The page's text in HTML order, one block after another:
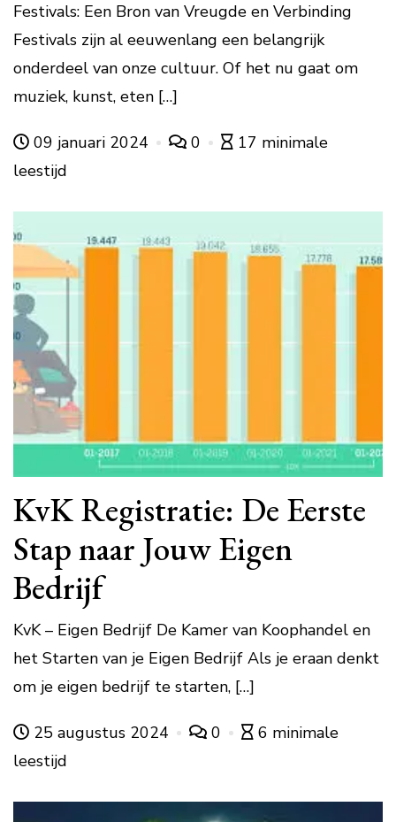
Festivals: Een Bron van Vreugde en Verbinding
Festivals zijn al eeuwenlang een belangrijk
onderdeel van onze cultuur. Of het nu gaat om
muziek, kunst, eten […]
09 januari 2024 0
17 minimale
leestijd
KvK Registratie: De Eerste
Stap naar Jouw Eigen
Bedrijf
KvK – Eigen Bedrijf De Kamer van Koophandel en
het Starten van je Eigen Bedrijf Als je eraan denkt
om je eigen bedrijf te starten, […]
25 augustus 2024 0
6 minimale
leestijd